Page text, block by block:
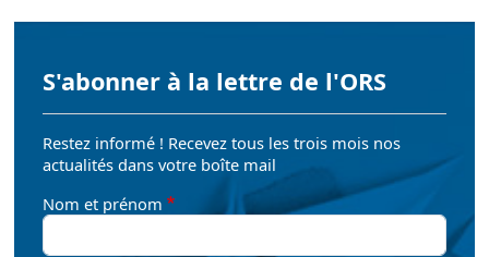
S'abonner à la lettre de l'ORS
Restez informé ! Recevez tous les trois mois nos
actualités dans votre boîte mail
Nom et prénom